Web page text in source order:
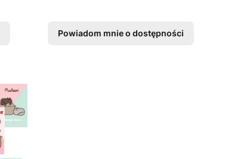
Powiadom mnie o dostępności